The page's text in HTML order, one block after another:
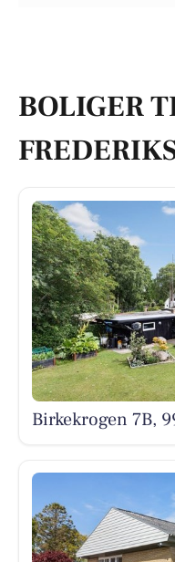
BOLIGER
Birkekrogen 7B,